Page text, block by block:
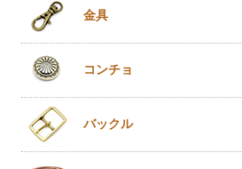
金具
コンチョ
バックル